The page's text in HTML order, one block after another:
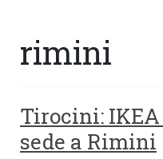
rimini
Tirocini:
sede a Rimini